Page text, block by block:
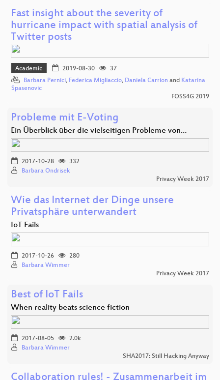
Fast insight about the severity of
hurricane impact with spatial analysis of
Twitter posts
Academic 2019-08-30
37
Barbara Pernici, Federica Migliaccio, Daniela Carrion and Katarina
Spasenovic
FOSS4G 2019
Probleme mit E-Voting
Ein Überblick über die vielseitigen Probleme von…
2017-10-28
332
Barbara Ondrisek
Privacy Week 2017
Wie das Internet der Dinge unsere
Privatsphäre unterwandert
IoT Fails
2017-10-26
280
Barbara Wimmer
Privacy Week 2017
Best of IoT Fails
When reality beats science fiction
2017-08-05
2.0k
Barbara Wimmer
SHA2017: Still Hacking Anyway